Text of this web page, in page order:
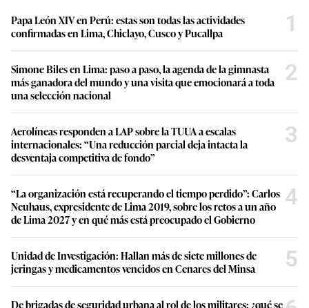
Papa León XIV en Perú: estas son todas las actividades
confirmadas en Lima, Chiclayo, Cusco y Pucallpa
1
Simone Biles en Lima: paso a paso, la agenda de la gimnasta
más ganadora del mundo y una visita que emocionará a toda
una selección nacional
2
Aerolíneas responden a LAP sobre la TUUA a escalas
internacionales: “Una reducción parcial deja intacta la
desventaja competitiva de fondo”
3
“La organización está recuperando el tiempo perdido”: Carlos
Neuhaus, expresidente de Lima 2019, sobre los retos a un año
de Lima 2027 y en qué más está preocupado el Gobierno
4
Unidad de Investigación: Hallan más de siete millones de
jeringas y medicamentos vencidos en Cenares del Minsa
5
De brigadas de seguridad urbana al rol de los militares: ¿qué se